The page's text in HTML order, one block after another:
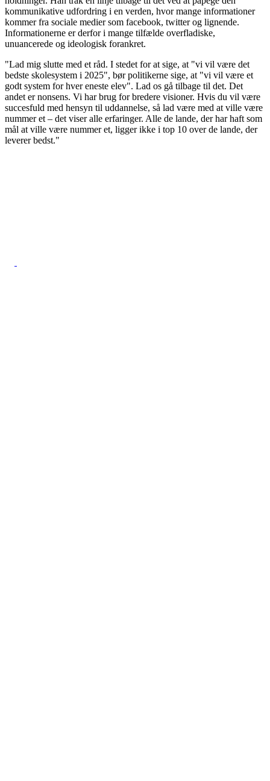
kommunikative udfordring i en verden, hvor mange informationer
kommer fra sociale medier som facebook, twitter og lignende.
Informationerne er derfor i mange tilfælde overfladiske,
unuancerede og ideologisk forankret.
"Lad mig slutte med et råd. I stedet for at sige, at "vi vil være det
bedste skolesystem i 2025", bør politikerne sige, at "vi vil være et
godt system for hver eneste elev". Lad os gå tilbage til det. Det
andet er nonsens. Vi har brug for bredere visioner. Hvis du vil være
succesfuld med hensyn til uddannelse, så lad være med at ville være
nummer et – det viser alle erfaringer. Alle de lande, der har haft som
mål at ville være nummer et, ligger ikke i top 10 over de lande, der
leverer bedst."